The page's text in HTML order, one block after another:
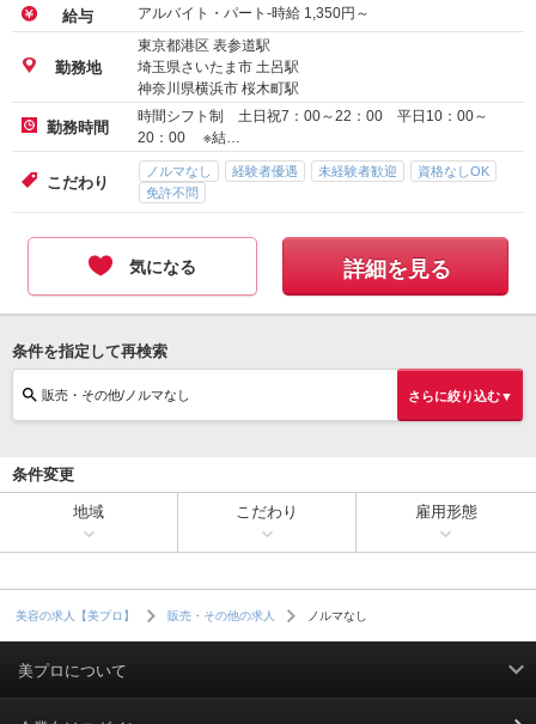
給与 アルバイト・パート-時給 1,350円～
勤務地
東京都港区 表参道駅
埼玉県さいたま市 土呂駅
神奈川県横浜市 桜木町駅
勤務時間
時間シフト制 土日祝7：00～22：00 平日10：00～
20：00 ※結…
こだわり
ノルマなし 経験者優遇 未経験者歓迎
資格なしOK
免許不問
気になる 詳細を見る
条件を指定して再検索
販売・その他/ノルマなし さらに絞り込む▼
条件変更
地域 こだわり 雇用形態
美容の求人【美プロ】 販売・その他の求人 ノルマなし
美プロについて